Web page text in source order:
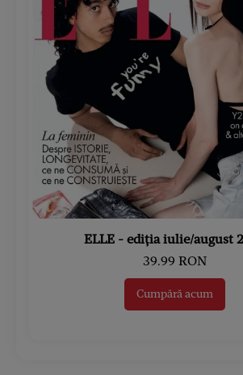
ELLE - ediția iulie/august
39.99 RON
Cumpără acum